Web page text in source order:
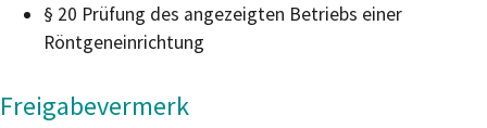
§ 20 Prüfung des angezeigten Betriebs einer
Röntgeneinrichtung
Freigabevermerk